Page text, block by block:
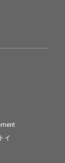
イ